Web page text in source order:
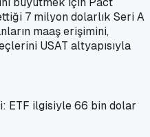
7 milyon dolarlık Seri A
maaş erişimini,
USAT altyapısıyla